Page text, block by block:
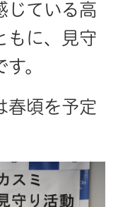
じている高
もに、見守
。
春頃を予定